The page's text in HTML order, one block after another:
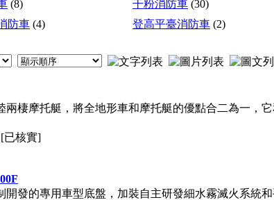
(8) 干粉消防車 (30)
防車 (4) 登高平臺消防車 (2)
摩托艇，將全地形車和摩托艇的優點合二為一，
[已核實]
的專用車型底盤，加裝自主研發細水霧滅火系統和